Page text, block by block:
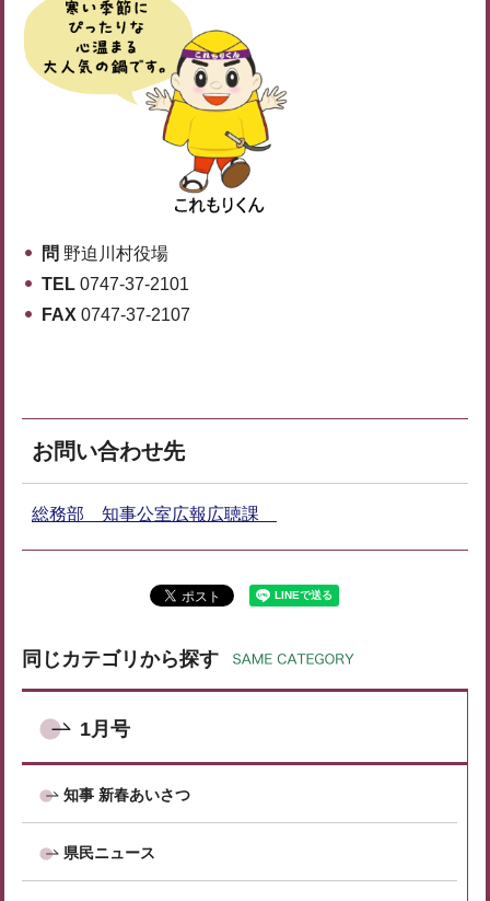
問 野迫川村役場
TEL 0747-37-2101
FAX 0747-37-2107
お問い合わせ先
総務部 知事公室広報広聴課
同じカテゴリから探す
1月号
知事 新春あいさつ
県民ニュース